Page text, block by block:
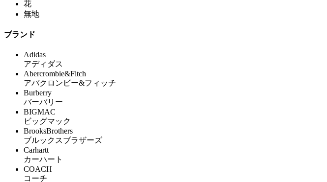
花
無地
ブランド
Adidas
アディダス
Abercrombie&Fitch
アバクロンビー&フィッチ
Burberry
バーバリー
BIGMAC
ビッグマック
BrooksBrothers
ブルックスブラザーズ
Carhartt
カーハート
COACH
コーチ